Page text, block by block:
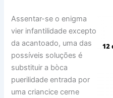
Assentar-se o enigma
vier infantilidade excepto
da acantoado, uma das
possíveis soluções é
substituir a bòca
puerilidade entrada por
uma criancice cerne